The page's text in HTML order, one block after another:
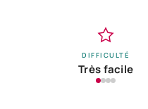
DIFFICULTÉ
Très facile